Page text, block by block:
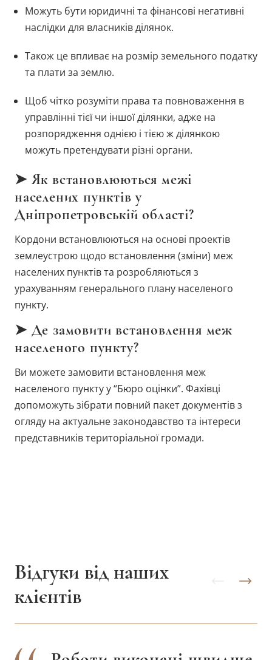
Можуть бути юридичні та фінансові негативні
наслідки для власників ділянок.
Також це впливає на розмір земельного податку
та плати за землю.
Щоб чітко розуміти права та повноваження в
управлінні тієї чи іншої ділянки, адже на
розпорядження однією і тією ж ділянкою
можуть претендувати різні органи.
➤ Як встановлюються межі
населених пунктів у
Дніпропетровській області?
Кордони встановлюються на основі проектів
землеустрою щодо встановлення (зміни) меж
населених пунктів та розробляються з
урахуванням генерального плану населеного
пункту.
➤ Де замовити встановлення меж
населеного пункту?
Ви можете замовити встановлення меж
населеного пункту у “Бюро оцінки”. Фахівці
допоможуть зібрати повний пакет документів з
огляду на актуальне законодавство та інтереси
представників територіальної громади.
Відгуки від наших
клієнтів